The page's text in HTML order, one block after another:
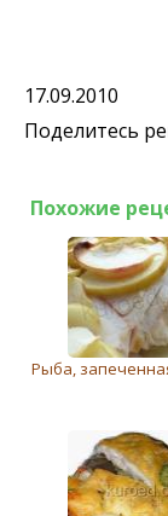
17.09.2010
Поделитесь
Похожие
Рыба,